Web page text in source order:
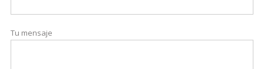
Tu mensaje